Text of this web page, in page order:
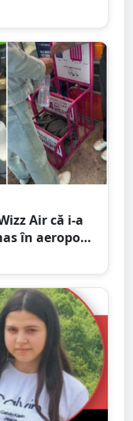
Air că i-a
în aeroport